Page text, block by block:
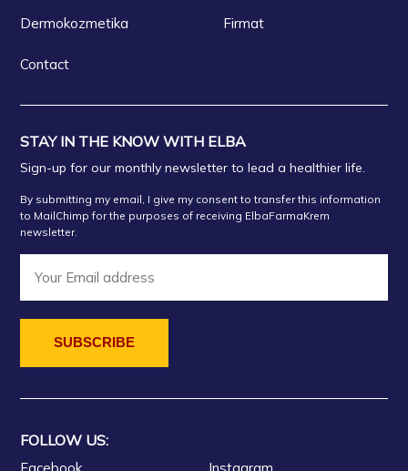
Dermokozmetika Firmat
Contact
STAY IN THE KNOW WITH ELBA
Sign-up for our monthly newsletter to lead a healthier life.
By submitting my email, I give my consent to transfer this information
to MailChimp for the purposes of receiving ElbaFarmaKrem
newsletter.
FOLLOW US:
Facebook Instagram